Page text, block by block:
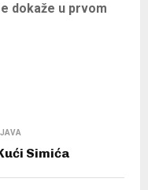
dokaže u prvom
Simića